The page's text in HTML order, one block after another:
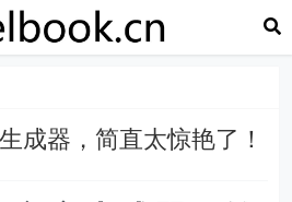
成器，简直太惊艳了！